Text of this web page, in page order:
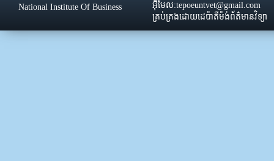
National Institute Of Business
អ៊ីមែល:tepoeuntvet@gmail.com
គ្រប់គ្រងដោយដេប៉ាតឺម៉ង់ព័ត៌មានវិទ្យា